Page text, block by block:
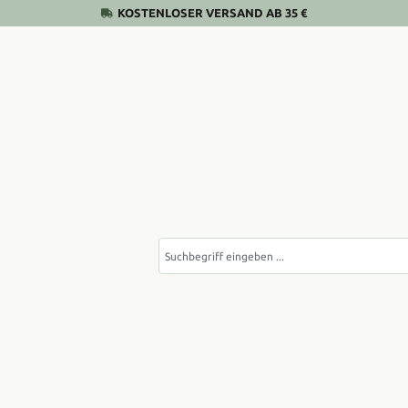
KOSTENLOSER VERSAND AB 35 €